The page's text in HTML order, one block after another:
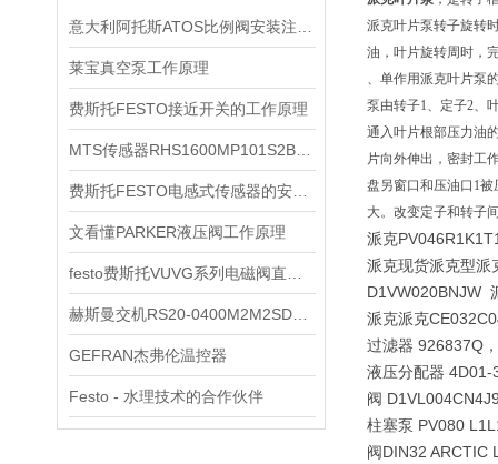
莱宝真空泵工作原理
费斯托FESTO接近开关的工作原理
文看懂PARKER液压阀工作原理
GEFRAN杰弗伦温控器
Festo - 水理技术的合作伙伴
派克叶片泵转子旋转
油，叶片旋转周时，
、单作用派克叶片泵
泵由转子1、定子2、
通入叶片根部压力油
片向外伸出，密封工
盘另窗口和压油口1
大。改变定子和转子
派克
派克现货派克型派
D1VW020BNJW
派克派克
过滤器 926837Q，
液压分配器
阀
柱塞泵 PV080
阀DIN32 ARCTIC